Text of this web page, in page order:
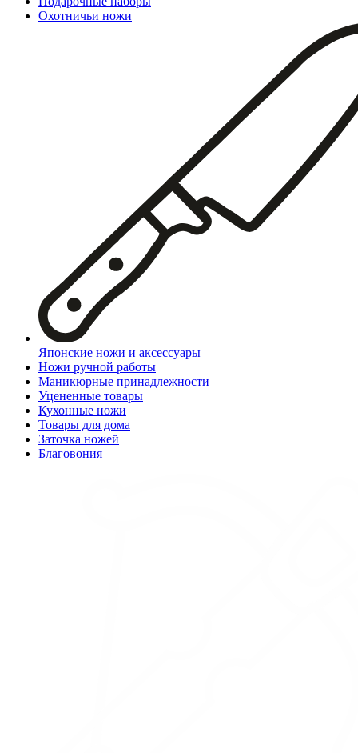
Охотничьи ножи
Японские ножи и аксессуары
Ножи ручной работы
Маникюрные принадлежности
Уцененные товары
Кухонные ножи
Товары для дома
Заточка ножей
Благовония